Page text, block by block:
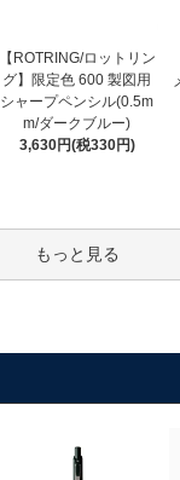
【ROTRING/ロットリン
グ】限定色 600 製図用
シャープペンシル(0.5m
m/ダークブルー)
3,630円(税330円)
もっと見る